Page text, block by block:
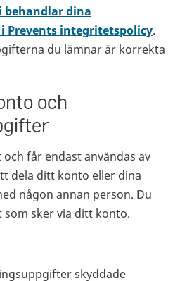
dina
Prevents integritetspolicy.
du lämnar är korrekta
och
får endast användas av
dela ditt konto eller dina
någon annan person. Du
sker via ditt konto.
skyddade